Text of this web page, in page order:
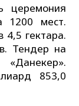
церемония
1200 мест.
гектара.
Тендер на
853,0